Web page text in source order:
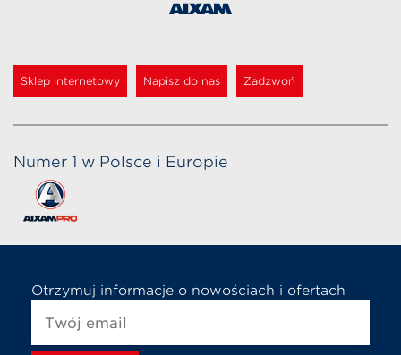
Sklep internetowy Napisz do nas Zadzwoń
Numer 1 w Polsce i Europie
Otrzymuj informacje o nowościach i ofertach